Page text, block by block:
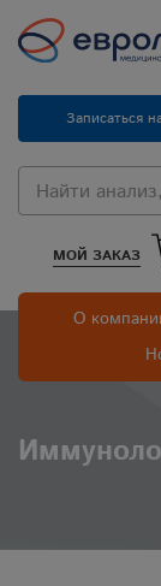
Записаться
МОЙ ЗАКАЗ
О